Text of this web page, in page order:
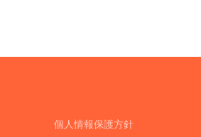
個人情報保護方針